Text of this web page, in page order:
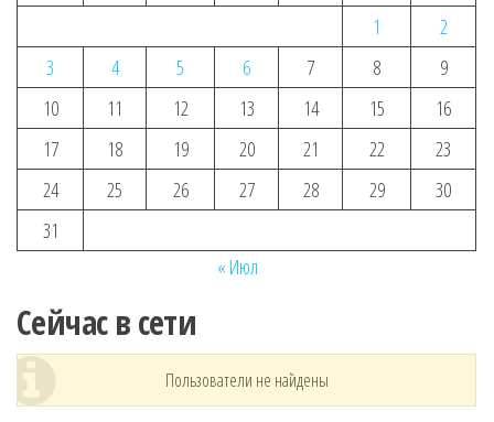
1
2
3
4 5 6 7 8
9
10
11 12 13 14 15
16
17
18 19 20 21 22
23
24
25 26 27 28 29
30
31
« Июл
Сейчас в сети
Пользователи не найдены